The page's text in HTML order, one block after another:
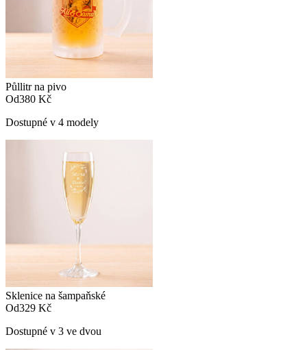
Půllitr na pivo
Od380 Kč
Dostupné v 4 modely
Sklenice na šampaňské
Od329 Kč
Dostupné v 3 ve dvou